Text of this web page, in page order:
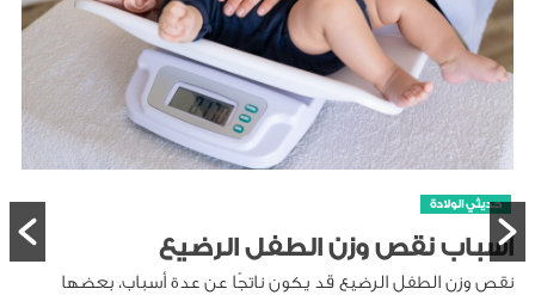
حديثي الولادة
أسباب نقص وزن الطفل الرضيع
نقص وزن الطفل الرضيع قد يكون ناتجًا عن عدة أسباب، بعضها